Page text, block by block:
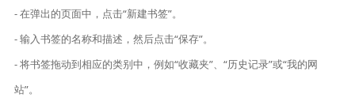
- 在弹出的页面中，点击“新建书签”。
- 输入书签的名称和描述，然后点击“保存”。
- 将书签拖动到相应的类别中，例如“收藏夹”、“历史记录”或“我的网
站”。